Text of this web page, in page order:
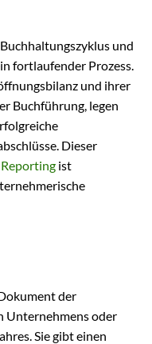
und
fortlaufender Prozess.
und ihrer
Buchführung, legen
Dieser
Reporting ist
der
Unternehmens oder
Sie gibt einen